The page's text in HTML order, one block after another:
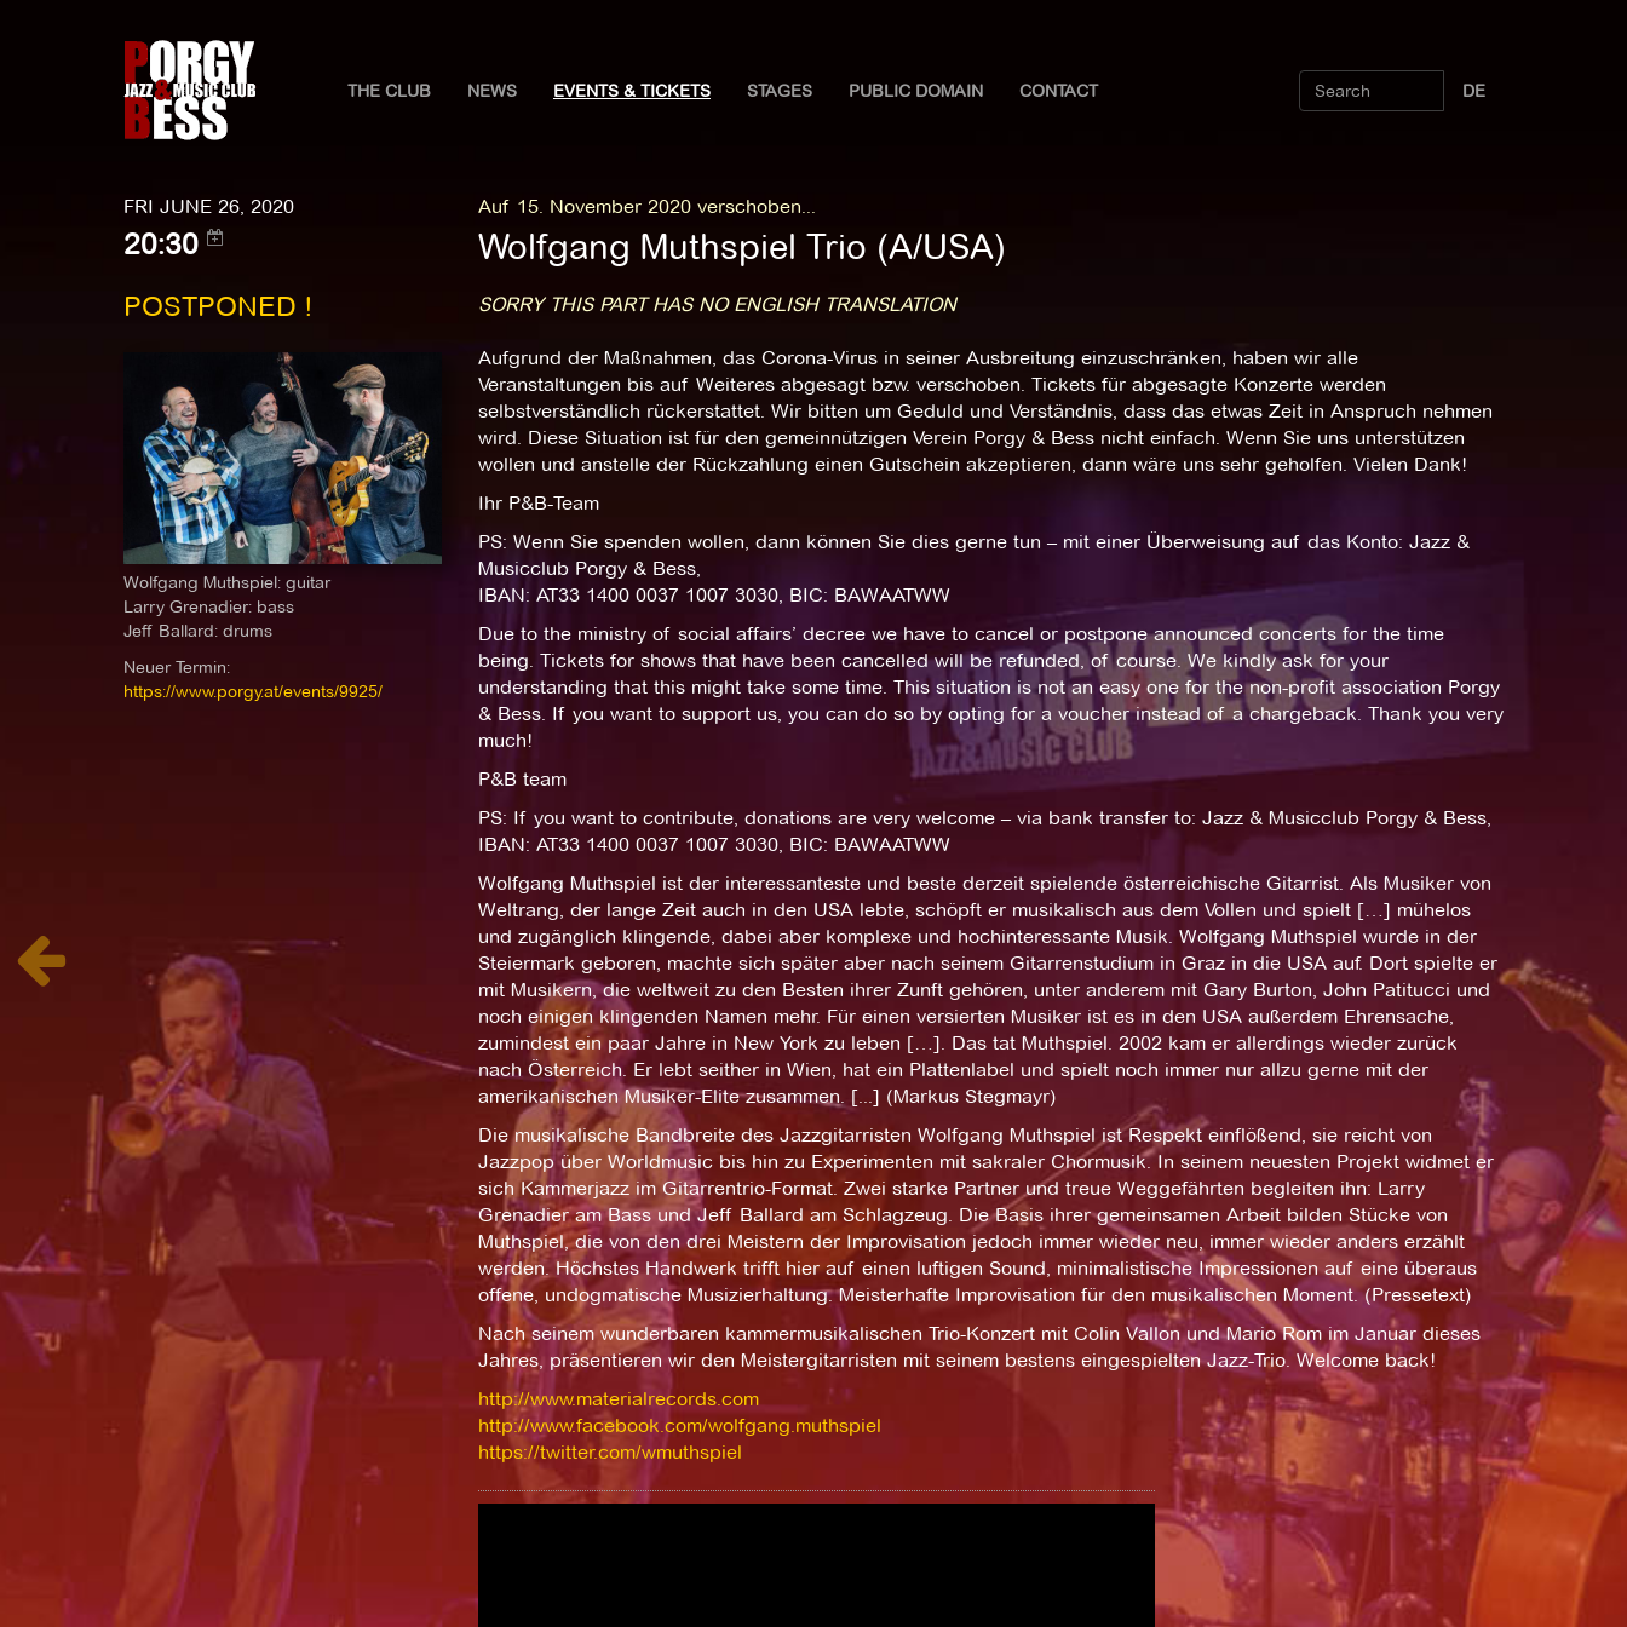
THE CLUB NEWS EVENTS & TICKETS STAGES PUBLIC DOMAIN CONTACT DE
FRI JUNE 26, 2020
20:30
Auf 15. November 2020 verschoben...
Wolfgang Muthspiel Trio (A/USA)
POSTPONED !
Wolfgang Muthspiel: guitar
Larry Grenadier: bass
Jeff Ballard: drums
Neuer Termin:
https://www.porgy.at/events/9925/
SORRY THIS PART HAS NO ENGLISH TRANSLATION
Aufgrund der Maßnahmen, das Corona-Virus in seiner Ausbreitung einzuschränken, haben wir alle
Veranstaltungen bis auf Weiteres abgesagt bzw. verschoben. Tickets für abgesagte Konzerte werden
selbstverständlich rückerstattet. Wir bitten um Geduld und Verständnis, dass das etwas Zeit in Anspruch nehmen
wird. Diese Situation ist für den gemeinnützigen Verein Porgy & Bess nicht einfach. Wenn Sie uns unterstützen
wollen und anstelle der Rückzahlung einen Gutschein akzeptieren, dann wäre uns sehr geholfen. Vielen Dank!
Ihr P&B-Team
PS: Wenn Sie spenden wollen, dann können Sie dies gerne tun – mit einer Überweisung auf das Konto: Jazz &
Musicclub Porgy & Bess,
IBAN: AT33 1400 0037 1007 3030, BIC: BAWAATWW
Due to the ministry of social affairs’ decree we have to cancel or postpone announced concerts for the time
being. Tickets for shows that have been cancelled will be refunded, of course. We kindly ask for your
understanding that this might take some time. This situation is not an easy one for the non-profit association Porgy
& Bess. If you want to support us, you can do so by opting for a voucher instead of a chargeback. Thank you very
much!
P&B team
PS: If you want to contribute, donations are very welcome – via bank transfer to: Jazz & Musicclub Porgy & Bess,
IBAN: AT33 1400 0037 1007 3030, BIC: BAWAATWW
Wolfgang Muthspiel ist der interessanteste und beste derzeit spielende österreichische Gitarrist. Als Musiker von
Weltrang, der lange Zeit auch in den USA lebte, schöpft er musikalisch aus dem Vollen und spielt […] mühelos
und zugänglich klingende, dabei aber komplexe und hochinteressante Musik. Wolfgang Muthspiel wurde in der
Steiermark geboren, machte sich später aber nach seinem Gitarrenstudium in Graz in die USA auf. Dort spielte er
mit Musikern, die weltweit zu den Besten ihrer Zunft gehören, unter anderem mit Gary Burton, John Patitucci und
noch einigen klingenden Namen mehr. Für einen versierten Musiker ist es in den USA außerdem Ehrensache,
zumindest ein paar Jahre in New York zu leben […]. Das tat Muthspiel. 2002 kam er allerdings wieder zurück
nach Österreich. Er lebt seither in Wien, hat ein Plattenlabel und spielt noch immer nur allzu gerne mit der
amerikanischen Musiker-Elite zusammen. [...] (Markus Stegmayr)
Die musikalische Bandbreite des Jazzgitarristen Wolfgang Muthspiel ist Respekt einflößend, sie reicht von
Jazzpop über Worldmusic bis hin zu Experimenten mit sakraler Chormusik. In seinem neuesten Projekt widmet er
sich Kammerjazz im Gitarrentrio-Format. Zwei starke Partner und treue Weggefährten begleiten ihn: Larry
Grenadier am Bass und Jeff Ballard am Schlagzeug. Die Basis ihrer gemeinsamen Arbeit bilden Stücke von
Muthspiel, die von den drei Meistern der Improvisation jedoch immer wieder neu, immer wieder anders erzählt
werden. Höchstes Handwerk trifft hier auf einen luftigen Sound, minimalistische Impressionen auf eine überaus
offene, undogmatische Musizierhaltung. Meisterhafte Improvisation für den musikalischen Moment. (Pressetext)
Nach seinem wunderbaren kammermusikalischen Trio-Konzert mit Colin Vallon und Mario Rom im Januar dieses
Jahres, präsentieren wir den Meistergitarristen mit seinem bestens eingespielten Jazz-Trio. Welcome back!
http://www.materialrecords.com
http://www.facebook.com/wolfgang.muthspiel
https://twitter.com/wmuthspiel